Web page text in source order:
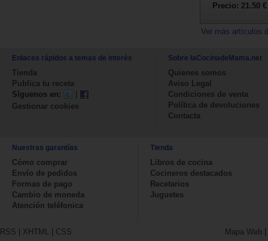
Precio: 21.50 €
Ver más artículos
Enlaces rápidos a temas de interés
Tienda
Publica tu receta
Síguenos en:
|
Gestionar cookies
Sobre laCocinadeMama.net
Quienes somos
Aviso Legal
Condiciones de venta
Política de devoluciones
Contacta
Nuestras garantías
Cómo comprar
Envío de pedidos
Formas de pago
Cambio de moneda
Atención teléfonica
Tienda
Libros de cocina
Cocineros destacados
Recetarios
Juguetes
RSS | XHTML | CSS Mapa Web |